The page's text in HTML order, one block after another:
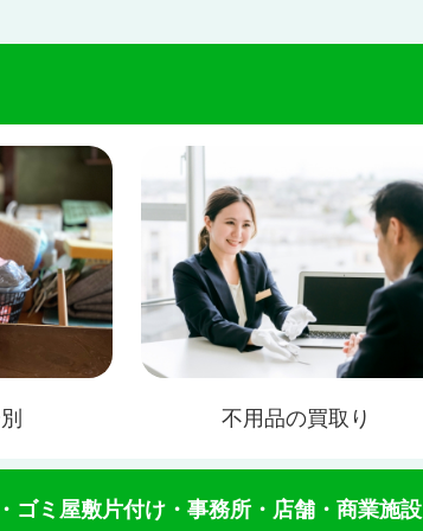
不用品の買取り
ゴミ屋敷片付け・事務所・店舗・商業施設